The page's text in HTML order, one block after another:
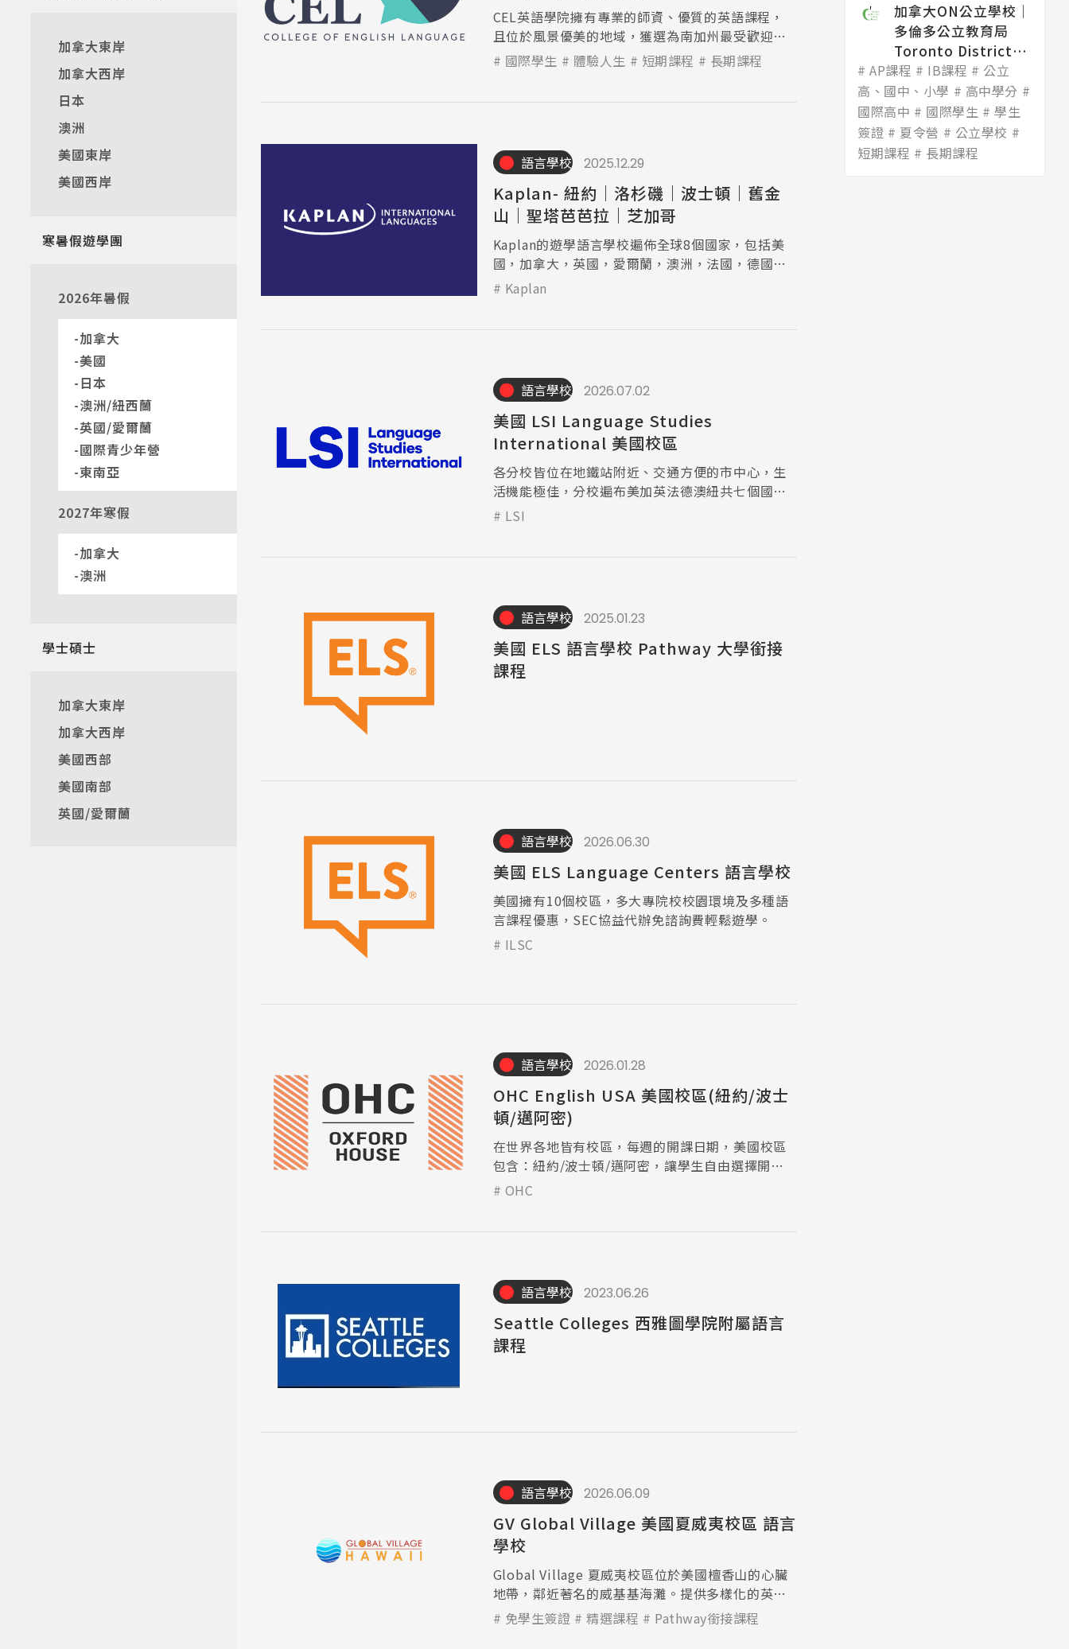
加拿大RO 任意門
加拿大東岸
加拿大西岸
日本
澳洲
美國東岸
美國西岸
寒暑假遊學團
2026年暑假
加拿大
美國
日本
澳洲/紐西蘭
英國/愛爾蘭
國際青少年營
東南亞
2027年寒假
加拿大
澳洲
學士碩士
加拿大東岸
加拿大西岸
美國西部
美國南部
英國/愛爾蘭
CEL英語學院擁有專業的師資、優質的英語課程，
且位於風景優美的地域，獲選為南加州最受歡迎學
校。國際學生 體驗人生 短期課程 長期課程
語言學校 2025.12.29
Kaplan- 紐約｜洛杉磯｜波士頓｜舊金
山｜聖塔芭芭拉｜芝加哥
Kaplan的遊學語言學校遍佈全球8個國家，包括美
國，加拿大，英國，愛爾蘭，澳洲，法國，德國，
瑞士等
Kaplan
語言學校 2026.07.02
美國 LSI Language Studies
International 美國校區
各分校皆位在地鐵站附近、交通方便的市中心，生
活機能極佳，分校遍布美加英法德澳紐共七個國
家、14個主要城市中。
LSI
語言學校 2025.01.23
美國 ELS 語言學校 Pathway 大學銜接
課程
語言學校 2026.06.30
美國 ELS Language Centers 語言學校
美國擁有10個校區，多大專院校校園環境及多種語
言課程優惠，SEC協益代辦免諮詢費輕鬆遊學。
ILSC
語言學校 2026.01.28
OHC English USA 美國校區(紐約/波士
頓/邁阿密)
在世界各地皆有校區，每週的開課日期，美國校區
包含：紐約/波士頓/邁阿密，讓學生自由選擇開課
日期。
OHC
語言學校 2023.06.26
Seattle Colleges 西雅圖學院附屬語言
課程
語言學校 2026.06.09
GV Global Village 美國夏威夷校區 語言
學校
Global Village 夏威夷校區位於美國檀香山的心臟
地帶，鄰近著名的威基基海灘。提供多樣化的英語
課程，包括一般英語、青少年英語、親子課程、
50+成人課程及考試準備課程。讓學生在熱帶天堂
免學生簽證 精選課程 Pathway銜接課程
加拿大ON公立學校│
多倫多公立教育局
Toronto District
Scho...
AP課程 IB課程
公立
高、國中、小學
高中學分
國際高中
國際學生
學生
簽證
夏令營
公立學校
短期課程
長期課程